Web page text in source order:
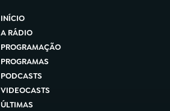
INÍCIO
A RÁDIO
PROGRAMAÇÃO
PROGRAMAS
PODCASTS
VIDEOCASTS
ÚLTIMAS